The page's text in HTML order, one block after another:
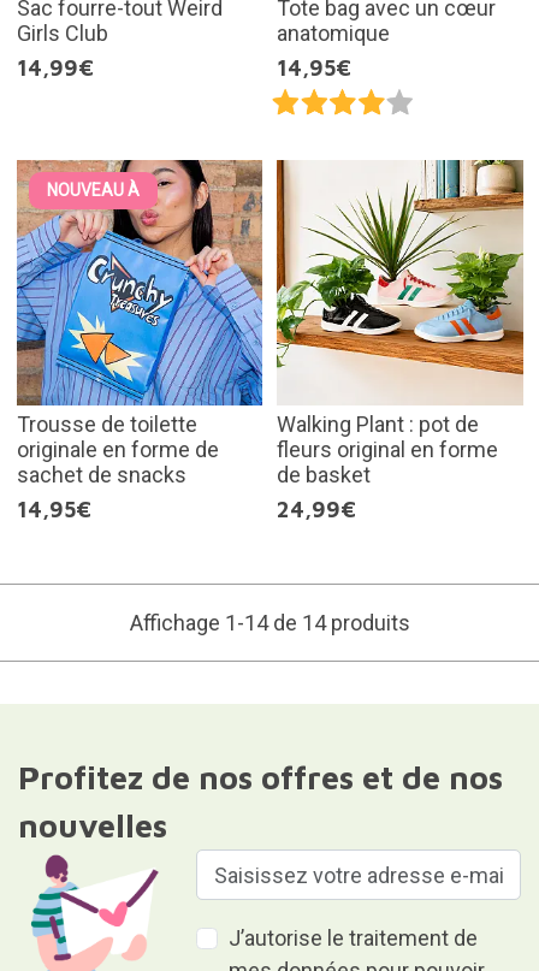
Sac fourre-tout Weird
Girls Club
14,99€
Tote bag avec un cœur
anatomique
14,95€
NOUVEAU À
Trousse de toilette
originale en forme de
sachet de snacks
14,95€
Walking Plant : pot de
fleurs original en forme
de basket
24,99€
Affichage 1-14 de 14 produits
Profitez de nos offres et de nos
nouvelles
J’autorise le traitement de